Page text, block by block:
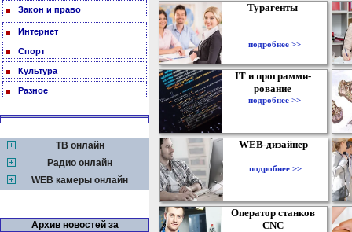
Закон и право
Интернет
Спорт
Культура
Разное
ТВ онлайн
Радио онлайн
WEB камеры онлайн
Архив новостей за
Турагенты
подробнее >>
IT и программи-
рование
подробнее >>
WEB-дизайнер
подробнее >>
Оператор станков
CNC